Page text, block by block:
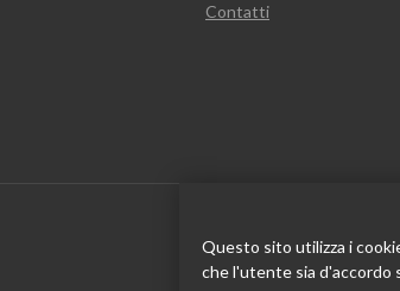
Contatti
Questo sito utilizza i
che l'utente sia d'accordo